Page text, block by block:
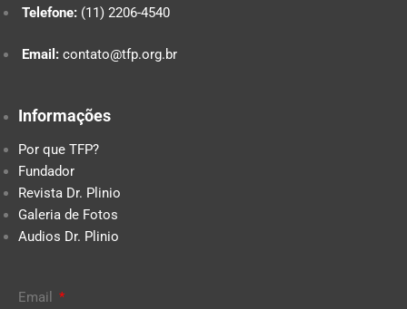
Telefone: (11) 2206-4540
Email: contato@tfp.org.br
Informações
Por que TFP?
Fundador
Revista Dr. Plinio
Galeria de Fotos
Audios Dr. Plinio
Email